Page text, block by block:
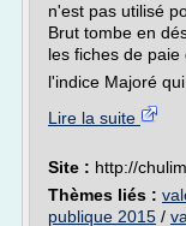
n'est pas utilisé
Brut tombe en
les fiches de paie
l'indice Majoré
Lire la suite
Site : http://
Thèmes liés :
publique 2015 /